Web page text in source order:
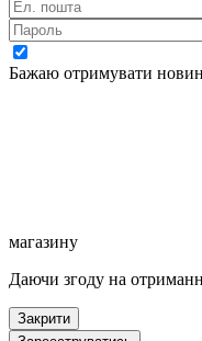
Бажаю отримувати
магазину
Даючи згоду на
Закрити